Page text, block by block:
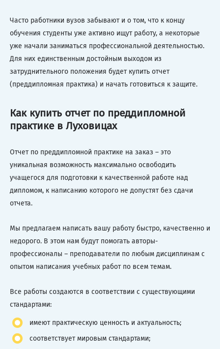
Часто работники вузов забывают и о том, что к концу
обучения студенты уже активно ищут работу, а некоторые
уже начали заниматься профессиональной деятельностью.
Для них единственным достойным выходом из
затруднительного положения будет купить отчет
(преддипломная практика) и начать готовиться к защите.
Как купить отчет по преддипломной
практике в Луховицах
Отчет по преддипломной практике на заказ – это
уникальная возможность максимально освободить
учащегося для подготовки к качественной работе над
дипломом, к написанию которого не допустят без сдачи
отчета.
Мы предлагаем написать вашу работу быстро, качественно и
недорого. В этом нам будут помогать авторы-
профессионалы – преподаватели по любым дисциплинам с
опытом написания учебных работ по всем темам.
Все работы создаются в соответствии с существующими
стандартами:
имеют практическую ценность и актуальность;
соответствует мировым стандартами;